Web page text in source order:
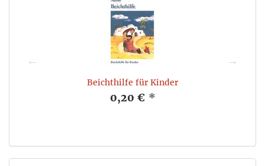
Beichthilfe für Kinder
0,20 € *